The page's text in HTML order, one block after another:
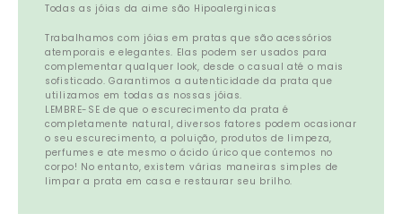
Todas as jóias da aime são Hipoalerginicas
Trabalhamos com jóias em pratas que são acessórios
atemporais e elegantes. Elas podem ser usados para
complementar qualquer look, desde o casual até o mais
sofisticado. Garantimos a autenticidade da prata que
utilizamos em todas as nossas jóias.
LEMBRE-SE de que o escurecimento da prata é
completamente natural, diversos fatores podem ocasionar
o seu escurecimento, a poluição, produtos de limpeza,
perfumes e ate mesmo o ácido úrico que contemos no
corpo! No entanto, existem várias maneiras simples de
limpar a prata em casa e restaurar seu brilho.